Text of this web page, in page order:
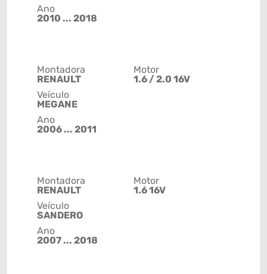
Ano
2010 ... 2018
Montadora
RENAULT
Veículo
MEGANE
Ano
2006 ... 2011
Motor
1.6 / 2.0 16V
Montadora
RENAULT
Veículo
SANDERO
Ano
2007 ... 2018
Motor
1.6 16V